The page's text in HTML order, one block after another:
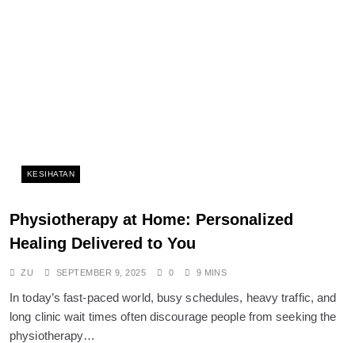
KESIHATAN
Physiotherapy at Home: Personalized
Healing Delivered to You
ZU SEPTEMBER 9, 2025 0 9 MINS
In today’s fast-paced world, busy schedules, heavy traffic, and
long clinic wait times often discourage people from seeking the
physiotherapy…